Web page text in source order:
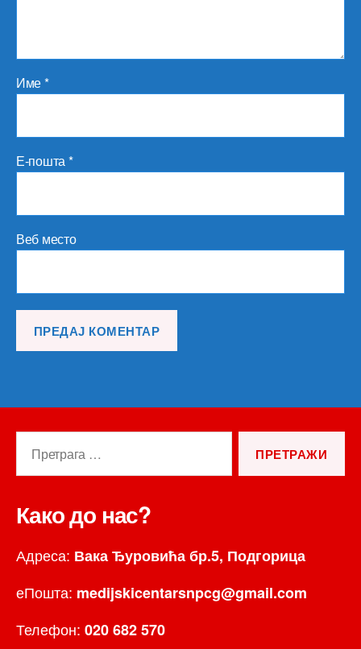
Име*
Е-пошта*
Веб место
Како до нас?
Адреса: Вака Ђуровића бр.5, Подгорица
еПошта: medijskicentarsnpcg@gmail.com
Телефон: 020 682 570